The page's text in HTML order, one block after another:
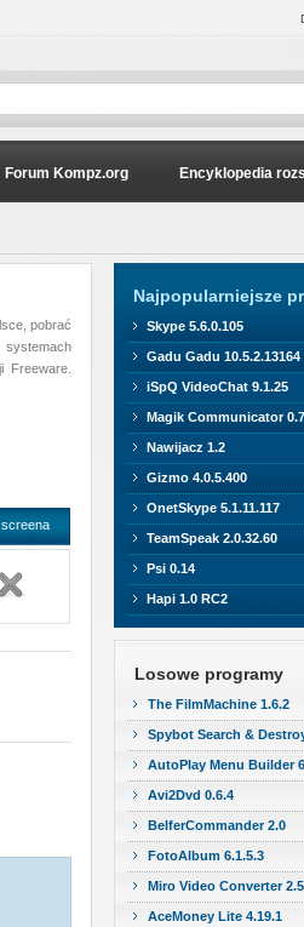
Forum Kompz.org Encyklopedia
pobrać
systemach
Freeware.
Najpopularniejsze
Skype 5.6.0.105
Gadu Gadu 10.5.2.13164
iSpQ VideoChat 9.1.25
Magik Communicator
Nawijacz 1.2
Gizmo 4.0.5.400
OnetSkype 5.1.11.117
TeamSpeak 2.0.32.60
Psi 0.14
Hapi 1.0 RC2
Losowe programy
The FilmMachine 1.6.2
Spybot Search &
AutoPlay Menu Builder
Avi2Dvd 0.6.4
BelferCommander 2.0
FotoAlbum 6.1.5.3
Miro Video Converter 2.5
AceMoney Lite 4.19.1